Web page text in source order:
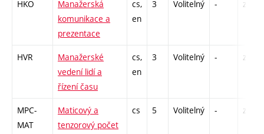
HKO
Manažerská
komunikace a
prezentace
cs,
en
3 Volitelný - zá
HVR
Manažerské
vedení lidí a
řízení času
cs,
en
3 Volitelný - zá
MPC-
MAT
Maticový a
tenzorový počet
cs 5 Volitelný - zá,zk